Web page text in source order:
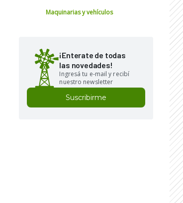
Maquinarias y vehículos
¡Enterate de todas
las novedades!
Ingresá tu e-mail y recibí
nuestro newsletter
Suscribirme